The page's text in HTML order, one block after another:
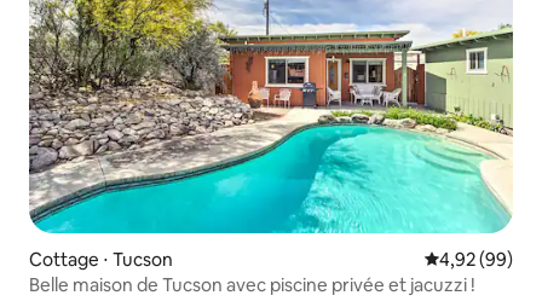
Cottage ⋅ Tucson Évaluation
4,92 (99)
Belle maison de Tucson avec piscine privée et jacuzzi !